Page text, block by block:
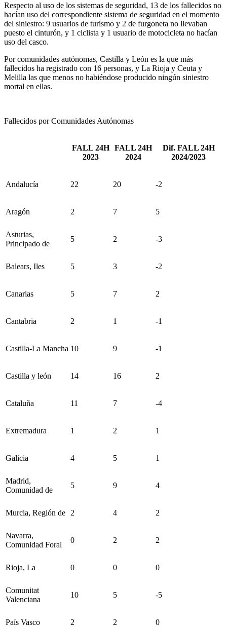
Respecto al uso de los sistemas de seguridad, 13 de los fallecidos no
hacían uso del correspondiente sistema de seguridad en el momento
del siniestro: 9 usuarios de turismo y 2 de furgoneta no llevaban
puesto el cinturón, y 1 ciclista y 1 usuario de motocicleta no hacían
uso del casco.
Por comunidades autónomas, Castilla y León es la que más
fallecidos ha registrado con 16 personas, y La Rioja y Ceuta y
Melilla las que menos no habiéndose producido ningún siniestro
mortal en ellas.
Fallecidos por Comunidades Autónomas
FALL 24H
2023
FALL 24H
2024
Dif. FALL 24H
2024/2023
Andalucía 22 20 -2
Aragón 2 7 5
Asturias,
Principado de
5 2 -3
Balears, Iles 5 3 -2
Canarias 5 7 2
Cantabria 2 1 -1
Castilla-La Mancha 10 9 -1
Castilla y león 14 16 2
Cataluña 11 7 -4
Extremadura 1 2 1
Galicia 4 5 1
Madrid,
Comunidad de
5 9 4
Murcia, Región de 2 4 2
Navarra,
Comunidad Foral
0 2 2
Rioja, La 0 0 0
Comunitat
Valenciana
10 5 -5
País Vasco 2 2 0